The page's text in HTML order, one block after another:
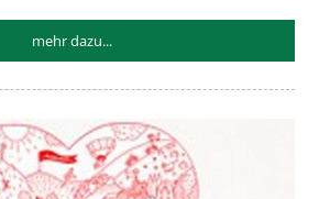
mehr dazu...